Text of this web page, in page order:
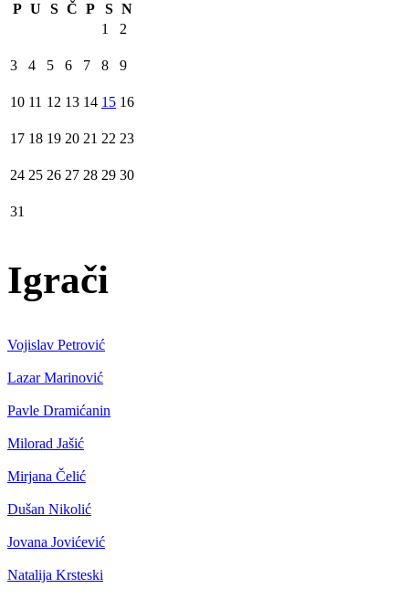
P U S Č P S N
1
2
3 4 5 6 7 8 9
10 11 12 13 14 15 16
17 18 19 20 21 22 23
24 25 26 27 28 29 30
31
Igrači
Vojislav Petrović
Lazar Marinović
Pavle Dramićanin
Milorad Jašić
Mirjana Čelić
Dušan Nikolić
Jovana Jovićević
Natalija Krsteski